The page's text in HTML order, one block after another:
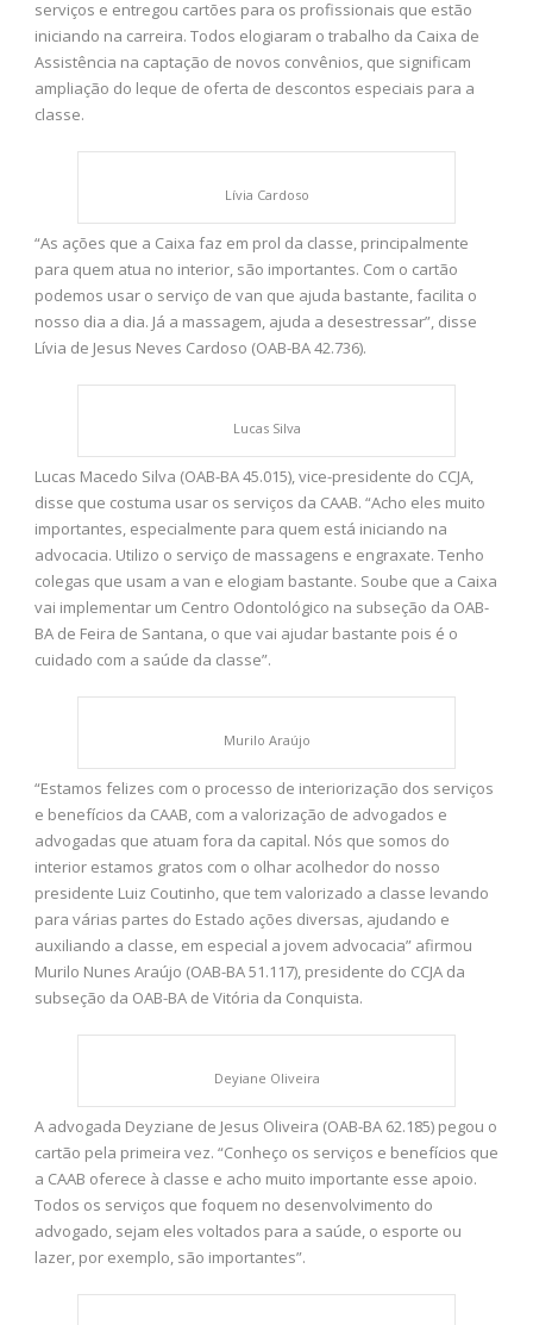
serviços e entregou cartões para os profissionais que estão
iniciando na carreira. Todos elogiaram o trabalho da Caixa de
Assistência na captação de novos convênios, que significam
ampliação do leque de oferta de descontos especiais para a
classe.
Lívia Cardoso
“As ações que a Caixa faz em prol da classe, principalmente
para quem atua no interior, são importantes. Com o cartão
podemos usar o serviço de van que ajuda bastante, facilita o
nosso dia a dia. Já a massagem, ajuda a desestressar”, disse
Lívia de Jesus Neves Cardoso (OAB-BA 42.736).
Lucas Silva
Lucas Macedo Silva (OAB-BA 45.015), vice-presidente do CCJA,
disse que costuma usar os serviços da CAAB. “Acho eles muito
importantes, especialmente para quem está iniciando na
advocacia. Utilizo o serviço de massagens e engraxate. Tenho
colegas que usam a van e elogiam bastante. Soube que a Caixa
vai implementar um Centro Odontológico na subseção da OAB-
BA de Feira de Santana, o que vai ajudar bastante pois é o
cuidado com a saúde da classe”.
Murilo Araújo
“Estamos felizes com o processo de interiorização dos serviços
e benefícios da CAAB, com a valorização de advogados e
advogadas que atuam fora da capital. Nós que somos do
interior estamos gratos com o olhar acolhedor do nosso
presidente Luiz Coutinho, que tem valorizado a classe levando
para várias partes do Estado ações diversas, ajudando e
auxiliando a classe, em especial a jovem advocacia” afirmou
Murilo Nunes Araújo (OAB-BA 51.117), presidente do CCJA da
subseção da OAB-BA de Vitória da Conquista.
Deyiane Oliveira
A advogada Deyziane de Jesus Oliveira (OAB-BA 62.185) pegou o
cartão pela primeira vez. “Conheço os serviços e benefícios que
a CAAB oferece à classe e acho muito importante esse apoio.
Todos os serviços que foquem no desenvolvimento do
advogado, sejam eles voltados para a saúde, o esporte ou
lazer, por exemplo, são importantes”.